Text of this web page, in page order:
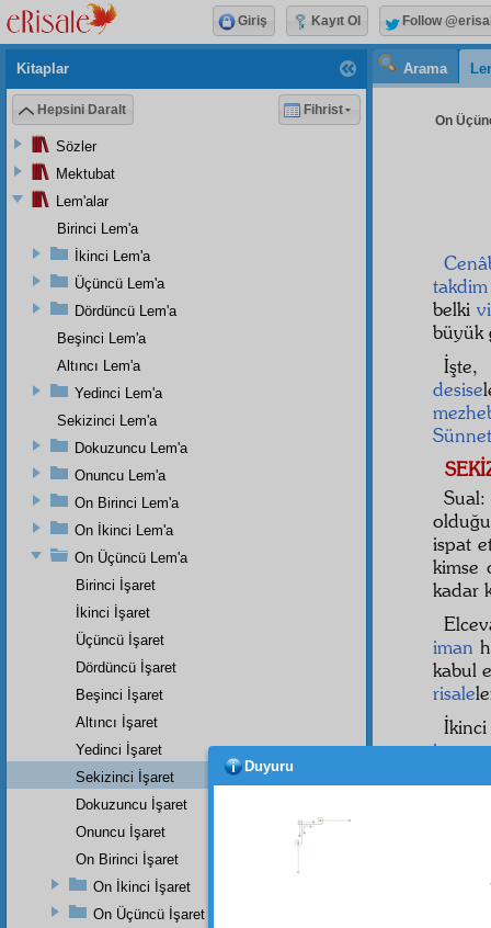
Arama
On
takdim
belki
büyük
desise
ispat
kimse
kadar
iman
kabul
risale
İkinci
iman
Kitaplar
Hepsini Daralt Fihrist
Sözler
Mektubat
Lem'alar
Birinci Lem'a
İkinci Lem'a
Üçüncü Lem'a
Dördüncü Lem'a
Beşinci Lem'a
Altıncı Lem'a
Yedinci Lem'a
Sekizinci Lem'a
Dokuzuncu Lem'a
Onuncu Lem'a
On Birinci Lem'a
On İkinci Lem'a
On Üçüncü Lem'a
Birinci İşaret
İkinci İşaret
Üçüncü İşaret
Dördüncü İşaret
Beşinci İşaret
Altıncı İşaret
Yedinci İşaret
Sekizinci İşaret
Dokuzuncu İşaret
Onuncu İşaret
On Birinci İşaret
On İkinci İşaret
On Üçüncü İşaret
Giriş Kayıt Ol Follow
Duyuru